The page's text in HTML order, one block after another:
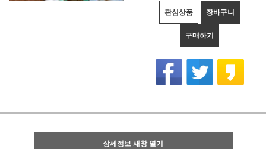
관심상품 장바구니
구매하기
상세정보 새창 열기